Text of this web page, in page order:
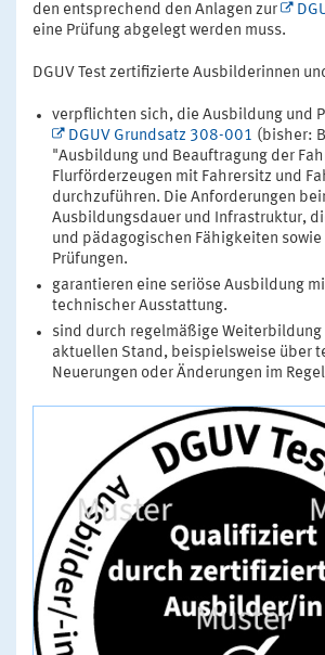
den entsprechend den Anlagen zur
eine Prüfung abgelegt werden muss.
DGUV Test zertifizierte Ausbilderinnen
verpflichten sich, die Ausbildung und
DGUV Grundsatz 308-001 (bisher:
"Ausbildung und Beauftragung der
Flurförderzeugen mit Fahrersitz und
durchzuführen. Die Anforderungen
Ausbildungsdauer und Infrastruktur,
und pädagogischen Fähigkeiten
Prüfungen.
garantieren eine seriöse Ausbildung
technischer Ausstattung.
sind durch regelmäßige Weiterbildung
aktuellen Stand, beispielsweise über
Neuerungen oder Änderungen im